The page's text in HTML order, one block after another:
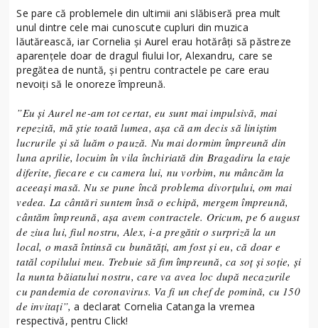
Se pare că problemele din ultimii ani slăbiseră prea mult
unul dintre cele mai cunoscute cupluri din muzica
lăutărească, iar Cornelia și Aurel erau hotărâți să păstreze
aparențele doar de dragul fiului lor, Alexandru, care se
pregătea de nuntă, și pentru contractele pe care erau
nevoiți să le onoreze împreună.
”Eu și Aurel ne-am tot certat, eu sunt mai impulsivă, mai
repezită, mă știe toată lumea, așa că am decis să liniștim
lucrurile și să luăm o pauză. Nu mai dormim împreună din
luna aprilie, locuim în vila închiriată din Bragadiru la etaje
diferite, fiecare e cu camera lui, nu vorbim, nu mâncăm la
aceeași masă. Nu se pune încă problema divorțului, om mai
vedea. La cântări suntem însă o echipă, mergem împreună,
cântăm împreună, așa avem contractele. Oricum, pe 6 august
de ziua lui, fiul nostru, Alex, i-a pregătit o surpriză la un
local, o masă întinsă cu bunătăți, am fost și eu, că doar e
tatăl copilului meu. Trebuie să fim împreună, ca soț și soție, și
la nunta băiatului nostru, care va avea loc după necazurile
cu pandemia de coronavirus. Va fi un chef de pomină, cu 150
de invitați”, a declarat Cornelia Catanga la vremea
respectivă, pentru Click!